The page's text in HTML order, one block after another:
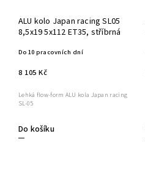
ALU kolo Japan racing SL05
8,5x19 5x112 ET35, stříbrná
Do 10 pracovních dní
8 105 Kč
Do košíku
Lehká flow-form ALU kola Japan racing
SL-05